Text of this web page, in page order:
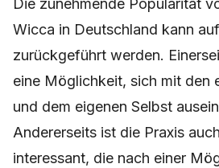
Die zunehmende Popularität
Wicca in Deutschland kann
zurückgeführt werden.
eine Möglichkeit, sich mit den
und dem eigenen Selbst
Andererseits ist die Praxis
interessant, die nach einer